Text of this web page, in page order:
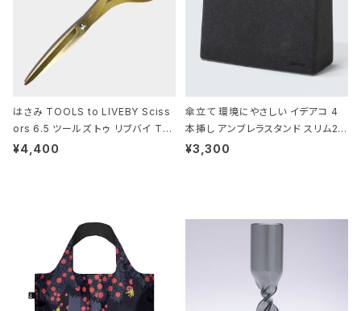
はさみ TOOLS to LIVEBY Sciss
ors 6.5 ツールズ トゥ リブバイ TL
010 シザーズ 6.5 ゴールド
¥4,400
傘立て 環境にやさしい イデアコ 4
本挿し アンブレラスタンド スリム2 i
deaco Umbrella Stand slim2 s
¥3,300